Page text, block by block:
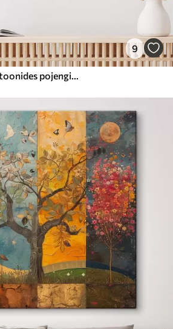
9
Abstraktne roosades toonides pojengide kimp